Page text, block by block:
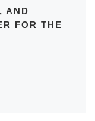
AND
FOR THE